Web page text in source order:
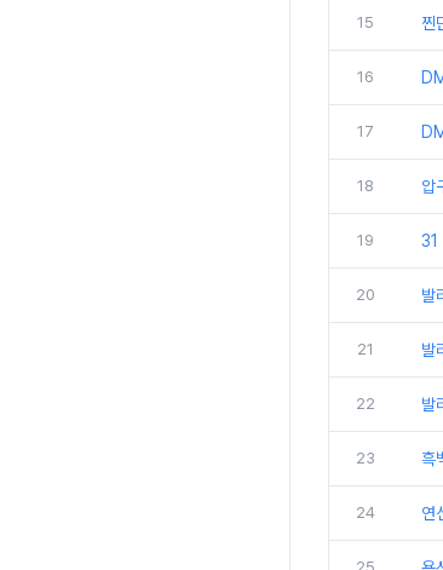
15 찐
16
17
18 압
19 31
20 발
21 발
22 발
23 흑
24 연